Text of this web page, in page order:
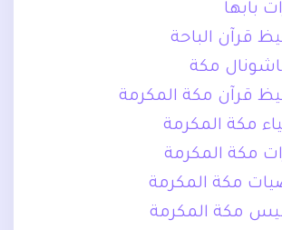
بابها
قرآن الباحة
مكة
قرآن مكة المكرمة
مكة المكرمة
مكة المكرمة
مكة المكرمة
مكة المكرمة